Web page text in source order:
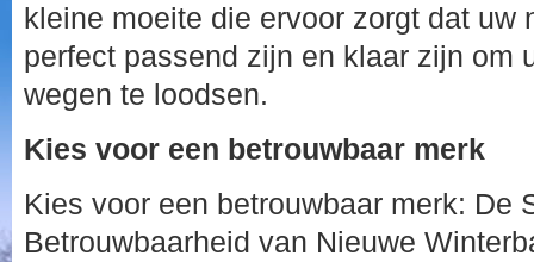
kleine moeite die ervoor zorgt dat uw
perfect passend zijn en klaar zijn om
wegen te loodsen.
Kies voor een betrouwbaar merk
Kies voor een betrouwbaar merk: De
Betrouwbaarheid van Nieuwe